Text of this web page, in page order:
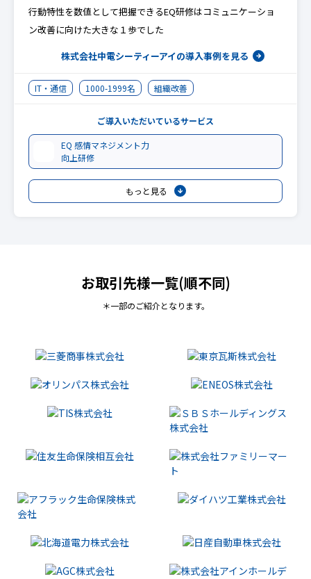
行動特性を数値として把握できるEQ研修はコミュニケーショ
ン改善に向けた大きな１歩でした
株式会社中電シーティーアイの導入事例を見る
IT・通信 1000-1999名 組織改善
ご導入いただいているサービス
EQ 感情マネジメント力
向上研修
もっと見る
お取引先様一覧(順不同)
＊一部のご紹介となります。